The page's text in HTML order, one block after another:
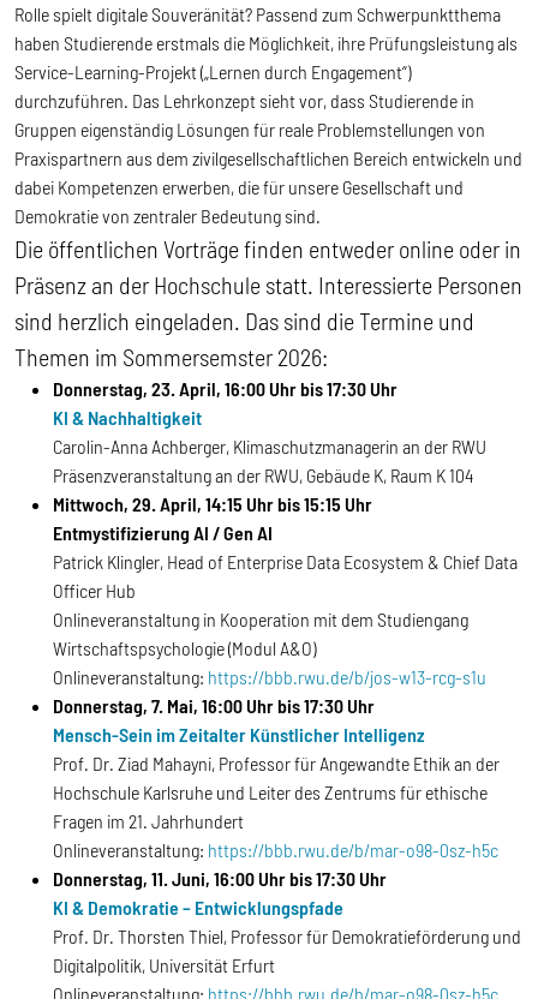
Rolle spielt digitale Souveränität? Passend zum Schwerpunktthema
haben Studierende erstmals die Möglichkeit, ihre Prüfungsleistung als
Service-Learning-Projekt („Lernen durch Engagement“)
durchzuführen. Das Lehrkonzept sieht vor, dass Studierende in
Gruppen eigenständig Lösungen für reale Problemstellungen von
Praxispartnern aus dem zivilgesellschaftlichen Bereich entwickeln und
dabei Kompetenzen erwerben, die für unsere Gesellschaft und
Demokratie von zentraler Bedeutung sind.
Die öffentlichen Vorträge finden entweder online oder in
Präsenz an der Hochschule statt. Interessierte Personen
sind herzlich eingeladen. Das sind die Termine und
Themen im Sommersemster 2026:
Donnerstag, 23. April, 16:00 Uhr bis 17:30 Uhr
KI & Nachhaltigkeit
Carolin-Anna Achberger, Klimaschutzmanagerin an der RWU
Präsenzveranstaltung an der RWU, Gebäude K, Raum K 104
Mittwoch, 29. April, 14:15 Uhr bis 15:15 Uhr
Entmystifizierung AI / Gen AI
Patrick Klingler, Head of Enterprise Data Ecosystem & Chief Data
Officer Hub
Onlineveranstaltung in Kooperation mit dem Studiengang
Wirtschaftspsychologie (Modul A&O)
Onlineveranstaltung: https://bbb.rwu.de/b/jos-w13-rcg-s1u
Donnerstag, 7. Mai, 16:00 Uhr bis 17:30 Uhr
Mensch-Sein im Zeitalter Künstlicher Intelligenz
Prof. Dr. Ziad Mahayni, Professor für Angewandte Ethik an der
Hochschule Karlsruhe und Leiter des Zentrums für ethische
Fragen im 21. Jahrhundert
Onlineveranstaltung: https://bbb.rwu.de/b/mar-o98-0sz-h5c
Donnerstag, 11. Juni, 16:00 Uhr bis 17:30 Uhr
KI & Demokratie – Entwicklungspfade
Prof. Dr. Thorsten Thiel, Professor für Demokratieförderung und
Digitalpolitik, Universität Erfurt
Onlineveranstaltung: https://bbb.rwu.de/b/mar-o98-0sz-h5c